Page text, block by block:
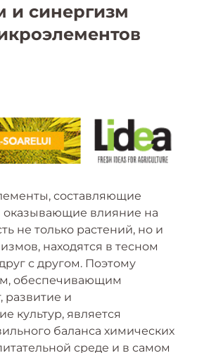
и синергизм
составляющие
оказывающие влияние на
не только растений, но и
находятся в тесном
с другом. Поэтому
обеспечивающим
развитие и
культур, является
баланса химических
среде и в самом